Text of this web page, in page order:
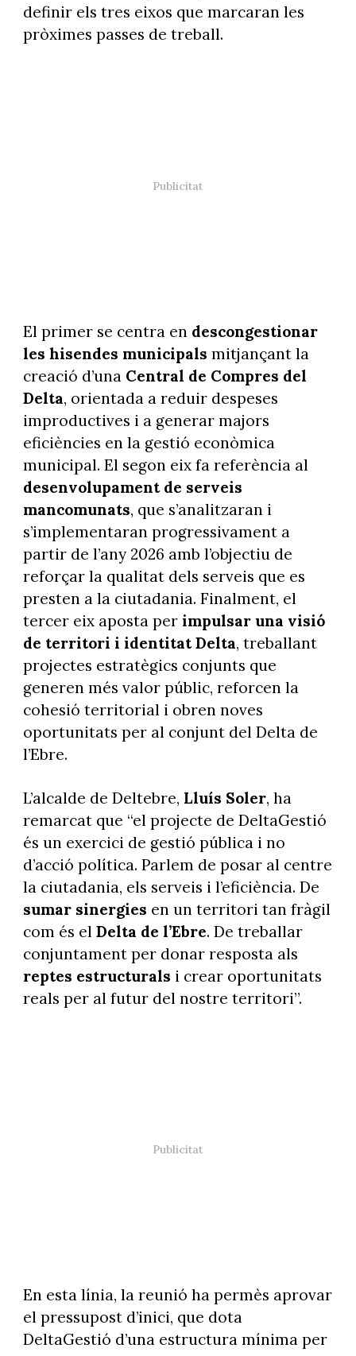
definir els tres eixos que marcaran les
pròximes passes de treball.
El primer se centra endescongestionar
les hisendes municipals mitjançant la
creació d’una Central de Compres del
Delta, orientada a reduir despeses
improductives i a generar majors
eficiències en la gestió econòmica
municipal. El segon eix fa referència al
desenvolupament de serveis
mancomunats, que s’analitzaran i
s’implementaran progressivament a
partir de l’any 2026 amb l’objectiu de
reforçar la qualitat dels serveis que es
presten a la ciutadania. Finalment, el
tercer eix aposta per impulsar una visió
de territori i identitat Delta, treballant
projectes estratègics conjunts que
generen més valor públic, reforcen la
cohesió territorial i obren noves
oportunitats per al conjunt del Delta de
l’Ebre.
L’alcalde de Deltebre, Lluís Soler, ha
remarcat que “el projecte de DeltaGestió
és un exercici de gestió pública i no
d’acció política. Parlem de posar al centre
la ciutadania, els serveis i l’eficiència. De
sumar sinergies en un territori tan fràgil
com és el Delta de l’Ebre. De treballar
conjuntament per donar resposta als
reptes estructurals i crear oportunitats
reals per al futur del nostre territori”.
En esta línia, la reunió ha permès aprovar
el pressupost d’inici, que dota
DeltaGestió d’una estructura mínima per